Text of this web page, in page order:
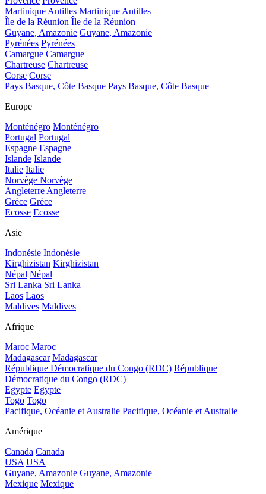
Martinique Antilles Martinique Antilles
Île de la Réunion Île de la Réunion
Guyane, Amazonie Guyane, Amazonie
Pyrénées Pyrénées
Camargue Camargue
Chartreuse Chartreuse
Corse Corse
Pays Basque, Côte Basque Pays Basque, Côte Basque
Europe
Monténégro Monténégro
Portugal Portugal
Espagne Espagne
Islande Islande
Italie Italie
Norvège Norvège
Angleterre Angleterre
Grèce Grèce
Ecosse Ecosse
Asie
Indonésie Indonésie
Kirghizistan Kirghizistan
Népal Népal
Sri Lanka Sri Lanka
Laos Laos
Maldives Maldives
Afrique
Maroc Maroc
Madagascar Madagascar
République Démocratique du Congo (RDC) République
Démocratique du Congo (RDC)
Egypte Egypte
Togo Togo
Pacifique, Océanie et Australie Pacifique, Océanie et Australie
Amérique
Canada Canada
USA USA
Guyane, Amazonie Guyane, Amazonie
Mexique Mexique